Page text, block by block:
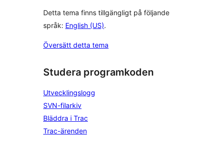
Detta tema finns tillgängligt på följande
språk: English (US).
Översätt detta tema
Studera programkoden
Utvecklingslogg
SVN-filarkiv
Bläddra i Trac
Trac-ärenden